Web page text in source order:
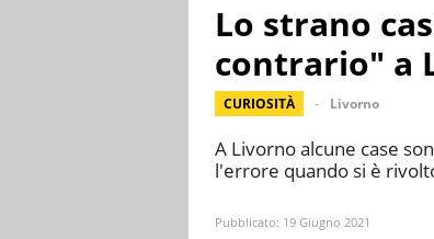
Lo strano
contrario" a
CURIOSITÀ Livorno
A Livorno alcune case
l'errore quando si è
Pubblicato: 19 Giugno 2021